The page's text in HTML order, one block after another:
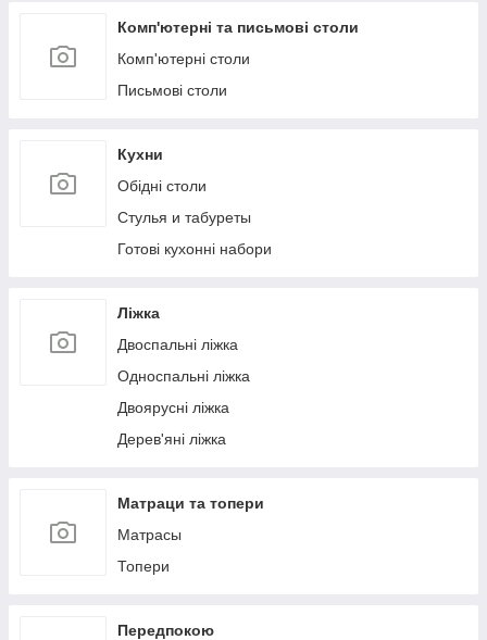
Комп'ютерні та письмові столи
Комп'ютерні столи
Письмові столи
Кухни
Обідні столи
Стулья и табуреты
Готові кухонні набори
Ліжка
Двоспальні ліжка
Односпальні ліжка
Двоярусні ліжка
Дерев'яні ліжка
Матраци та топери
Матрасы
Топери
Передпокою